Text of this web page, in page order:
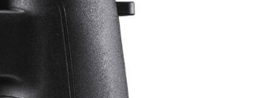
米尔特望远镜